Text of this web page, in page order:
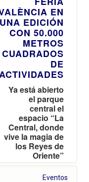
EN
UNA EDICIÓN
CON 50.000
METROS
CUADRADOS
DE
Ya está abierto
el parque
central el
espacio “La
Central, donde
vive la magia de
los Reyes de
Oriente”
Eventos